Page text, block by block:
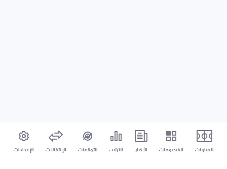
المباريات الفيديوهات الأخبار الترتيب التوقعات الإنتقالات الإعدادات